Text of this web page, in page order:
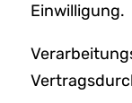
Einwilligung.